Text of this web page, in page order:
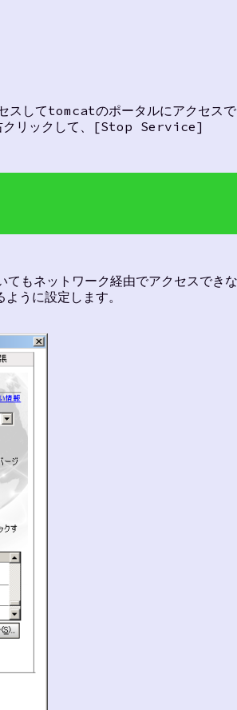
スしてtomcatのポータルにアクセスで
クリックして、[Stop Service]
てもネットワーク経由でアクセス
うに設定します。